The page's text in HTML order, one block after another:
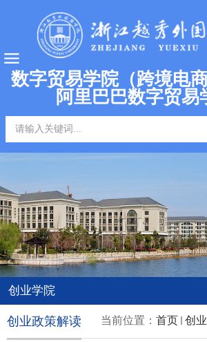
数字贸易学院（跨境电商
阿里巴巴数字贸易
创业学院
当前位置： 首页 创
创业政策解读